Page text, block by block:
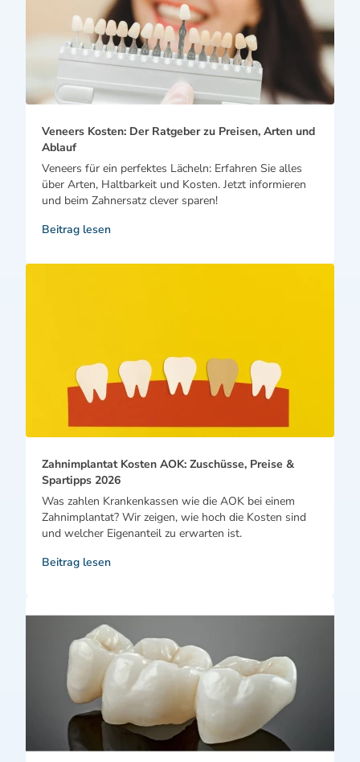
Veneers Kosten: Der Ratgeber zu Preisen, Arten und
Ablauf
Veneers für ein perfektes Lächeln: Erfahren Sie alles
über Arten, Haltbarkeit und Kosten. Jetzt informieren
und beim Zahnersatz clever sparen!
Beitrag lesen
Zahnimplantat Kosten AOK: Zuschüsse, Preise &
Spartipps 2026
Was zahlen Krankenkassen wie die AOK bei einem
Zahnimplantat? Wir zeigen, wie hoch die Kosten sind
und welcher Eigenanteil zu erwarten ist.
Beitrag lesen